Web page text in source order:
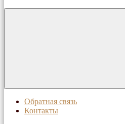
Обратная связь
Контакты